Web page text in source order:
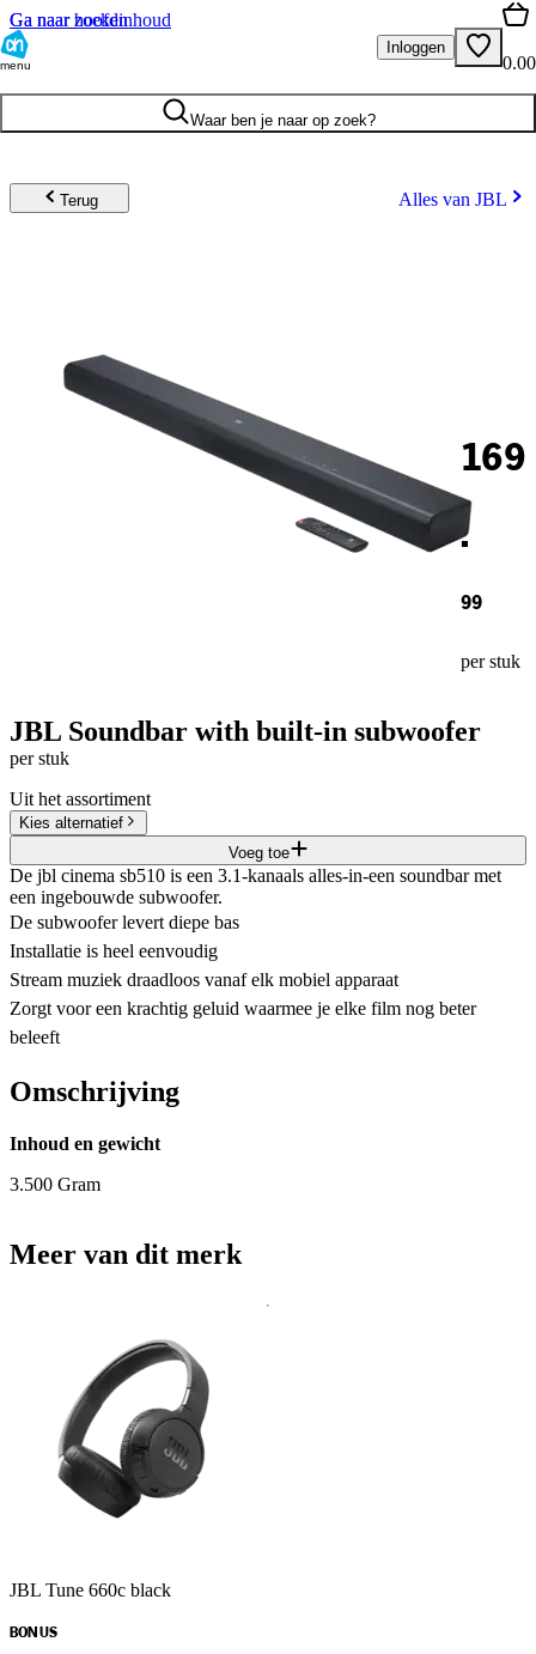
Ga naar hoofdinhoud
Ga naar zoeken
menu
Inloggen
0.00
Waar ben je naar op zoek?
Terug Alles van JBL
169
.
99
per stuk
JBL Soundbar with built-in subwoofer
per stuk
Uit het assortiment
Kies alternatief
Voeg toe
De jbl cinema sb510 is een 3.1-kanaals alles-in-een soundbar met
een ingebouwde subwoofer.
De subwoofer levert diepe bas
Installatie is heel eenvoudig
Stream muziek draadloos vanaf elk mobiel apparaat
Zorgt voor een krachtig geluid waarmee je elke film nog beter
beleeft
Omschrijving
Inhoud en gewicht
3.500 Gram
Meer van dit merk
JBL Tune 660c black
BONUS